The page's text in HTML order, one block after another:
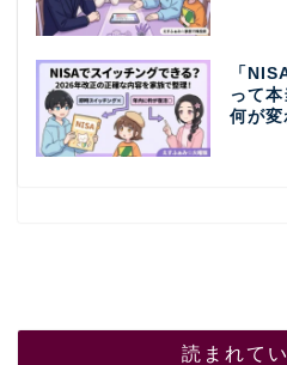
「
って
何が変
読まれて